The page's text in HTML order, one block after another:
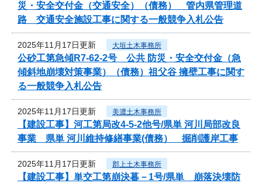
災・安全交付金（交通安全）（債務） 管内県管理道
路 交通安全施設工事に関する一般競争入札公告
2025年11月17日更新 大垣土木事務所
公砂工第急傾R7-62-2号 公共 防災・安全交付金（急
傾斜地崩壊対策事業）（債務）祖父谷 擁壁工事に関す
る一般競争入札公告
2025年11月17日更新 美濃土木事務所
【建設工事】河工第局改4-5-2他号/県単 河川局部改良
事業 県単 河川維持修繕事業(債務） 掘削護岸工事
2025年11月17日更新 郡上土木事務所
【建設工事】単交工第崩決暮－1号/県単 崩落決壊防